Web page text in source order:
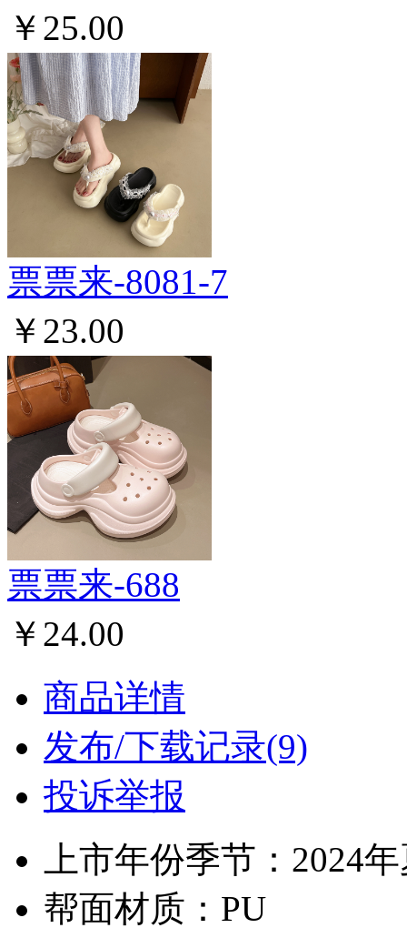
￥25.00
票票来-8081-7
￥23.00
票票来-688
￥24.00
商品详情
发布/下载记录(9)
投诉举报
上市年份季节：2024
帮面材质：PU